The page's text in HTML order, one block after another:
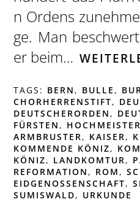
n Ordens
ge. Man
er beim…
TAGS: BERN , BULLE ,
CHORHERRENSTIFT,
DEUTSCHERORDEN ,
FÜRSTEN , HOCHMEISTER
ARMBRUSTER , KAISER ,
KOMMENDE KÖNIZ,
KÖNIZ, LANDKOMTUR ,
REFORMATION , ROM ,
EIDGENOSSENSCHAFT,
SUMISWALD, URKUNDE